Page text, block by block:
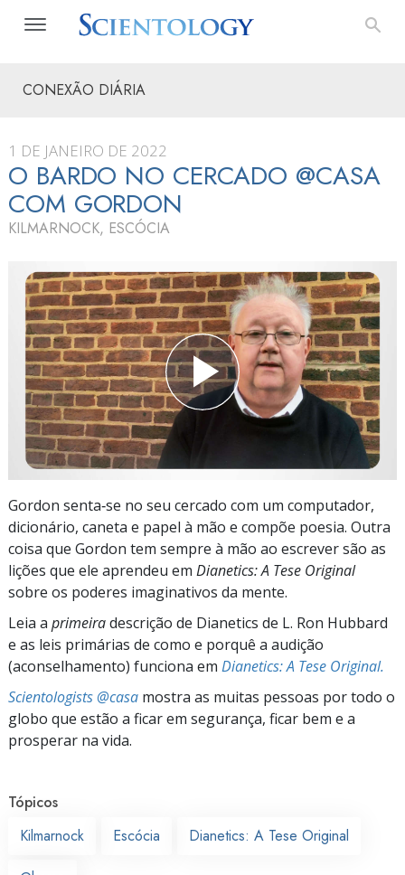
CONEXÃO DIÁRIA
1 DE JANEIRO DE 2022
O BARDO NO CERCADO @CASA
COM GORDON
KILMARNOCK, ESCÓCIA
Gordon senta‑se no seu cercado com um computador,
dicionário, caneta e papel à mão e compõe poesia. Outra
coisa que Gordon tem sempre à mão ao escrever são as
lições que ele aprendeu em Dianetics: A Tese Original
sobre os poderes imaginativos da mente.
Leia a primeiradescrição de Dianetics de L. Ron Hubbard
e as leis primárias de como e porquê a audição
(aconselhamento) funciona em Dianetics: A Tese Original.
Scientologists @casa mostra as muitas pessoas por todo o
globo que estão a ficar em segurança, ficar bem e a
prosperar na vida.
Tópicos
Kilmarnock
Escócia Dianetics: A Tese Original